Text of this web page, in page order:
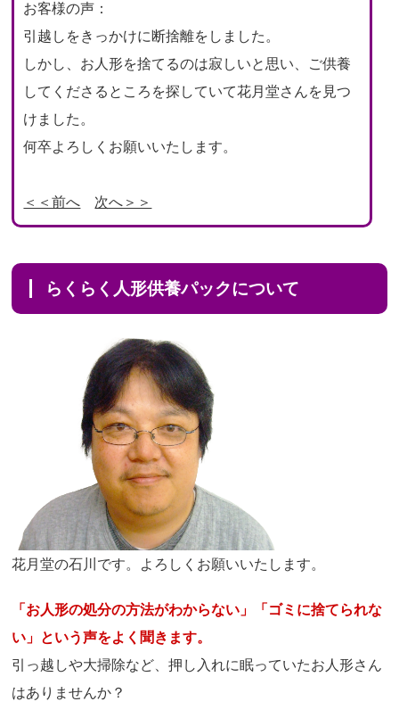
お客様の声：
引越しをきっかけに断捨離をしました。
しかし、お人形を捨てるのは寂しいと思い、ご供養
してくださるところを探していて花月堂さんを見つ
けました。
何卒よろしくお願いいたします。
＜＜前へ 次へ＞＞
らくらく人形供養パックについて
花月堂の石川です。よろしくお願いいたします。
「お人形の処分の方法がわからない」「ゴミに捨てられな
い」という声をよく聞きます。
引っ越しや大掃除など、押し入れに眠っていたお人形さん
はありませんか？